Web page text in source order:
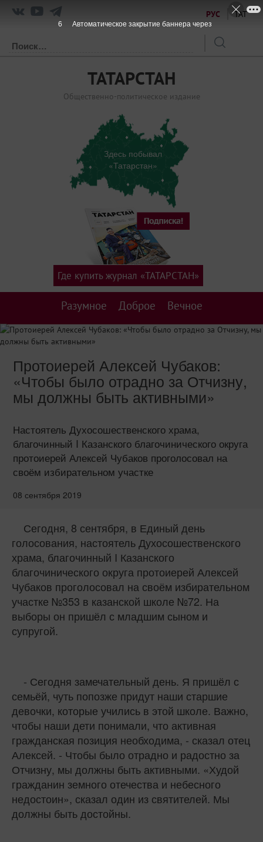
РУС ТАТ
ТАТАРСТАН
Общественно-политическое издание
Здесь побывал
«Татарстан»
Разумное Доброе Вечное
Где купить журнал «ТАТАРСТАН»
Протоиерей Алексей Чубаков:
«Чтобы было отрадно за Отчизну,
мы должны быть активными»
Настоятель Духосошественского храма,
благочинный I Казанского благочинического округа
протоиерей Алексей Чубаков проголосовал на
своём избирательном участке
08 сентября 2019
Сегодня, 8 сентября, в Единый день
голосования, настоятель Духосошественского
храма, благочинный I Казанского
благочинического округа протоиерей Алексей
Чубаков проголосовал на своём избирательном
участке №353 в казанской школе №72. На
выборы он пришёл с младшим сыном и
супругой.
- Сегодня замечательный день. Я пришёл с
семьёй, чуть попозже придут наши старшие
девочки, которые учились в этой школе. Важно,
чтобы наши дети понимали, что активная
гражданская позиция необходима, - сказал отец
Алексей. - Чтобы было отрадно и радостно за
Отчизну, мы должны быть активными. «Худой
гражданин земного отечества и небесного
недостоин», сказал один из святителей. Мы
должны быть достойны.
6 Автоматическое закрытие баннера через